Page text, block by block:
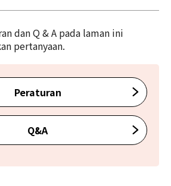
dan Q & A pada laman ini
pertanyaan.
Peraturan
Q&A